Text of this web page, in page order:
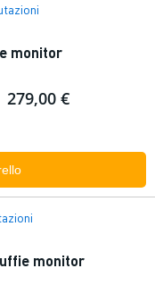
monitor
279,00 €
monitor